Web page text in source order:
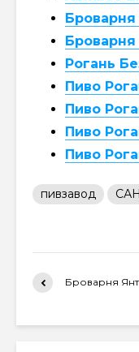
Рогань
Пиво
Пиво
Пиво
Пиво
пивзавод
Броварня